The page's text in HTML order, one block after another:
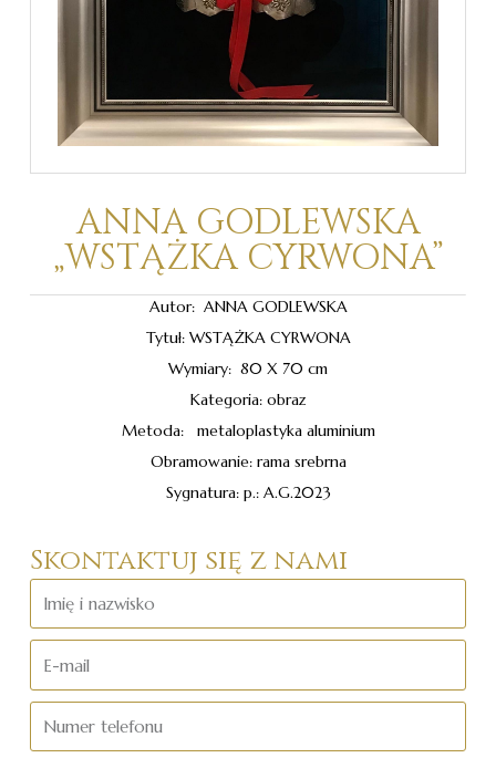
ANNA GODLEWSKA
„WSTĄŻKA CYRWONA”
Autor: ANNA GODLEWSKA
Tytuł: WSTĄŻKA CYRWONA
Wymiary: 80 X 70 cm
Kategoria: obraz
Metoda: metaloplastyka aluminium
Obramowanie: rama srebrna
Sygnatura: p.: A.G.2023
Skontaktuj się z nami
i
mail
telefonu